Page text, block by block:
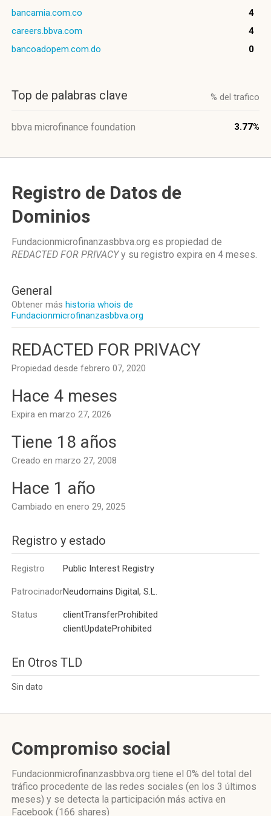
bancamia.com.co
4
careers.bbva.com
4
bancoadopem.com.do
0
Top de palabras clave % del trafico
bbva microfinance foundation 3.77%
Registro de Datos de
Dominios
Fundacionmicrofinanzasbbva.org es propiedad de
REDACTED FOR PRIVACYy su registro expira en 4 meses.
General
Obtener más historia whois de
Fundacionmicrofinanzasbbva.org
REDACTED FOR PRIVACY
Propiedad desde febrero 07, 2020
Hace 4 meses
Expira en marzo 27, 2026
Tiene 18 años
Creado en marzo 27, 2008
Hace 1 año
Cambiado en enero 29, 2025
Registro y estado
Registro Public Interest Registry
PatrocinadorNeudomains Digital, S.L.
Status
clientTransferProhibited
clientUpdateProhibited
En Otros TLD
Sin dato
Compromiso social
Fundacionmicrofinanzasbbva.org tiene el 0% del total del
tráfico procedente de las redes sociales (en los 3 últimos
meses) y se detecta la participación más activa en
Facebook (166 shares)